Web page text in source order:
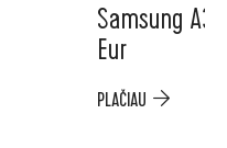
Samsung
Eur
PLAČIAU